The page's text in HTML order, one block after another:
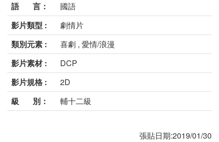
語 言：
國語
影片類型 :
劇情片
類別元素 :
喜劇 , 愛情/浪漫
影片素材 :
DCP
影片規格 :
2D
級 別：
輔十二級
張貼日期:2019/01/30